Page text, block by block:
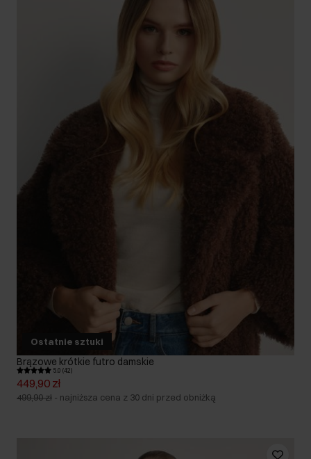
Ostatnie sztuki
Brązowe krótkie futro damskie
5.0 (42)
449,90 zł
499,90 zł - najniższa cena z 30 dni przed obniżką